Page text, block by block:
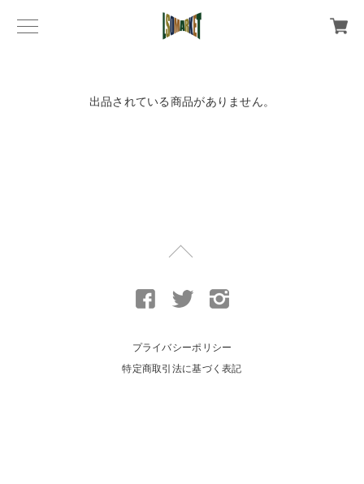
出品されている商品がありません。
プライバシーポリシー
特定商取引法に基づく表記